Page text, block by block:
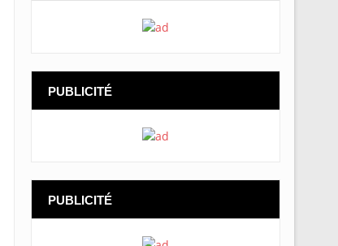
PUBLICITÉ
PUBLICITÉ